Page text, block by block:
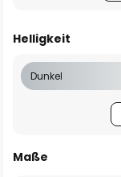
Helligkeit
Dunkel
Maße